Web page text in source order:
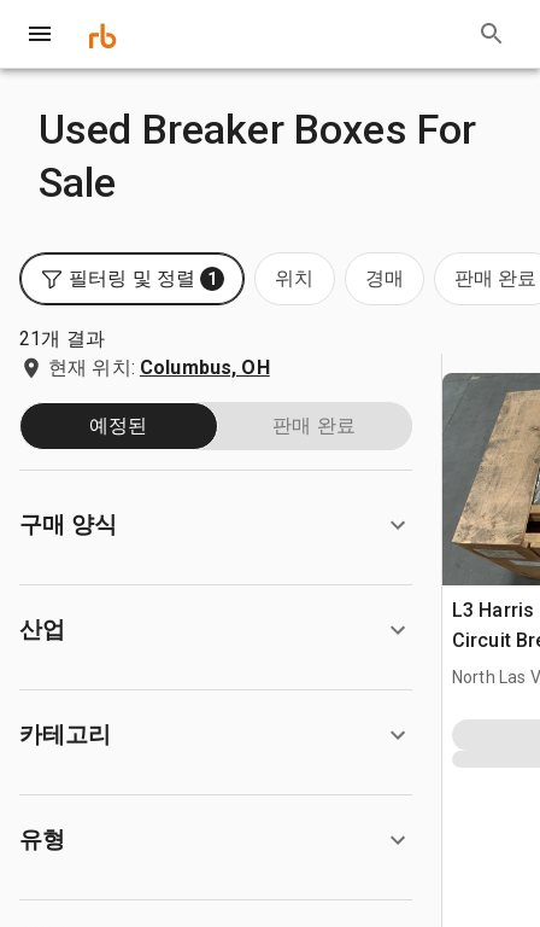
Used Breaker Boxes For
Sale
필터링 및 정렬 1 위치 경매 판매 완료
21개 결과
현재 위치: Columbus, OH
예정된 판매 완료
구매 양식
산업
카테고리
유형
L3 Harris
Circuit
North Las